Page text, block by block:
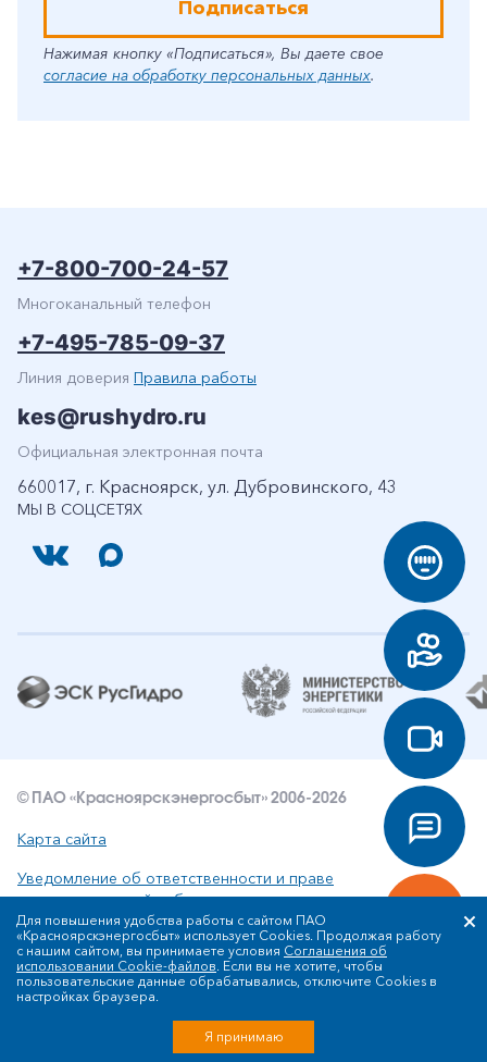
Подписаться
Нажимая кнопку «Подписаться», Вы даете свое
согласие на обработку персональных данных.
МЫ В СОЦСЕТЯХ
+7-800-700-24-57
Многоканальный телефон
+7-495-785-09-37
Линия доверия Правила работы
kes@rushydro.ru
Официальная электронная почта
660017, г. Красноярск, ул. Дубровинского, 43
© ПАО «Красноярскэнергосбыт» 2006-2026
Карта сайта
Уведомление об ответственности и праве
интеллектуальной собственности
Политика ПАО «Красноярскэнергосбыт» в отношении
обработки персональных данных
Для повышения удобства работы с сайтом ПАО
«Красноярскэнергосбыт» использует Cookies. Продолжая работу
с нашим сайтом, вы принимаете условия Соглашения об
использовании Cookie-файлов. Если вы не хотите, чтобы
пользовательские данные обрабатывались, отключите Cookies в
настройках браузера.
Я принимаю